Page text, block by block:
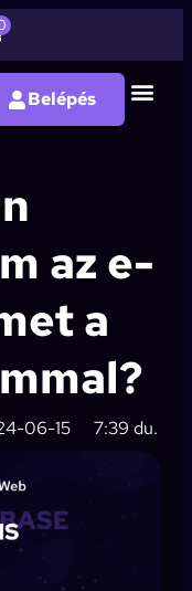
Belépés
az e-
a
06-15 7:39 du.